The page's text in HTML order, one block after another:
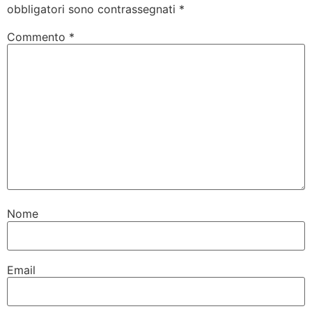
obbligatori sono contrassegnati *
Commento *
Nome
Email